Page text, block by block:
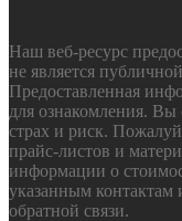
Наш веб-ресурс
не является
Предоставленная
для ознакомления. Вы
страх и риск.
прайс-листов и
информации о
указанным контактам
обратной связи.